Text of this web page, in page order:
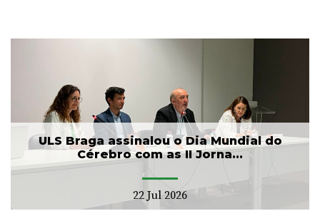
ULS Braga assinalou o Dia Mundial do
Cérebro com as II Jorna...
22 Jul 2026